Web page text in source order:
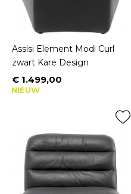
Assisi Element Modi Curl
zwart Kare Design
Prijs
€ 1.499,00
NIEUW